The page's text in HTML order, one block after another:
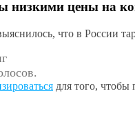
низкими цены на
что в России
для того, чтобы